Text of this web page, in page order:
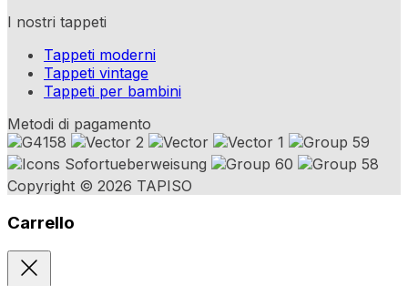
I nostri tappeti
Tappeti moderni
Tappeti vintage
Tappeti per bambini
Metodi di pagamento
Copyright © 2026 TAPISO
Carrello